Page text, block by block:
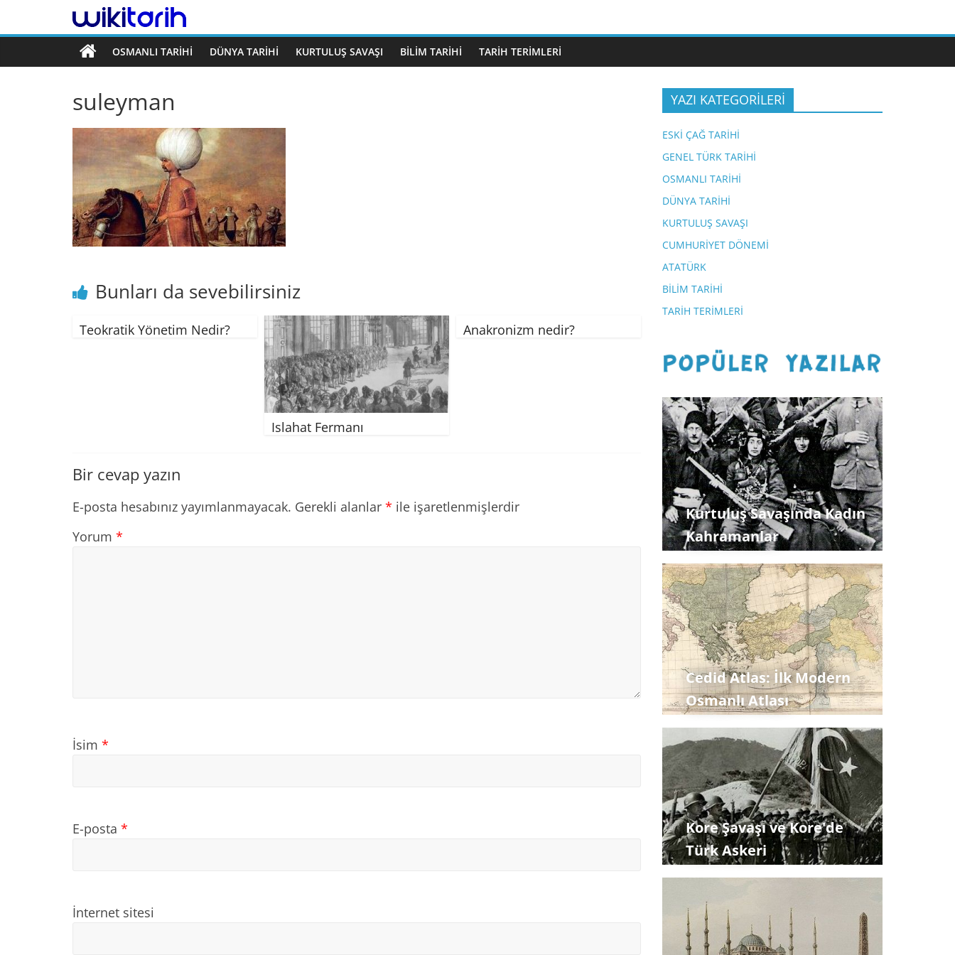
Tarih
Ansiklopedisi
OSMANLI TARİHİ DÜNYA TARİHİ KURTULUŞ SAVAŞI BİLİM TARİHİ TARİH TERİMLERİ
suleyman
Bunları da sevebilirsiniz
Teokratik Yönetim Nedir?
Islahat Fermanı
Anakronizm nedir?
Bir cevap yazın
E-posta hesabınız yayımlanmayacak. Gerekli alanlar * ile işaretlenmişlerdir
Yorum *
İsim *
E-posta *
İnternet sitesi
YAZI KATEGORİLERİ
ESKİ ÇAĞ TARİHİ
GENEL TÜRK TARİHİ
OSMANLI TARİHİ
DÜNYA TARİHİ
KURTULUŞ SAVAŞI
CUMHURİYET DÖNEMİ
ATATÜRK
BİLİM TARİHİ
TARİH TERİMLERİ
Kurtuluş Savaşında Kadın
Kahramanlar
Cedid Atlas: İlk Modern
Osmanlı Atlası
Kore Şavaşı ve Kore'de
Türk Askeri